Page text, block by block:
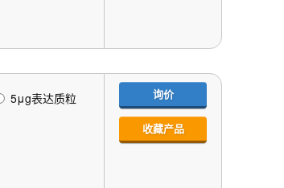
5μg表达质粒 询价
收藏产品